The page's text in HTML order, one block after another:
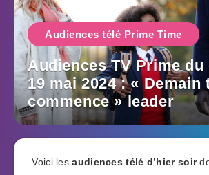
Audiences télé Prime Time
Audiences TV Prime du
19 mai 2024 : « Demain
commence » leader
Voici lesaudiences télé d’hier soir